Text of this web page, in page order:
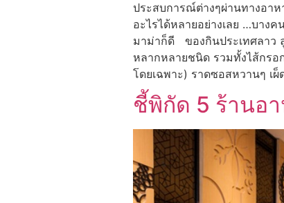
ประสบการณ์ต่างๆผ่านทางอาห
อะไรได้หลายอย่างเลย …บางค
มาม่าก็ดี ของกินประเทศลาว
หลากหลายชนิด รวมทั้งไส้กรอ
โดยเฉพาะ) ราดซอสหวานๆ เ
ชี้พิกัด 5 ร้านอ